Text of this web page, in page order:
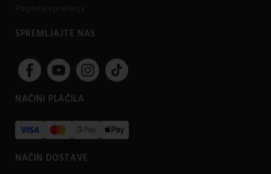
Pogosta vprašanja
SPREMLJAJTE NAS
NAČINI PLAČILA
NAČIN DOSTAVE